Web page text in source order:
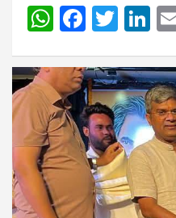
W
at
s
A
p
p
F
c
e
b
o
o
k
T
itt
er
Li
k
e
dI
n